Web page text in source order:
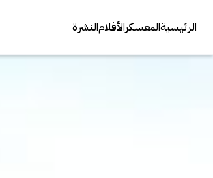
الرئيسيةالمعسكرالأفلامالنشرة